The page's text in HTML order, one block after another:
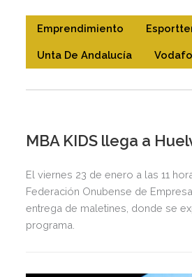
Emprendimiento
Unta De Andalucía
MBA KIDS llega a
El viernes 23 de enero a las 11
Federación Onubense de
entrega de maletines, donde se
programa.